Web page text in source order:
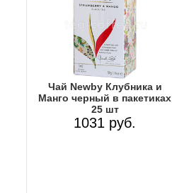
Чай Newby Клубника и
Манго черный в пакетиках
25 шт
1031 руб.